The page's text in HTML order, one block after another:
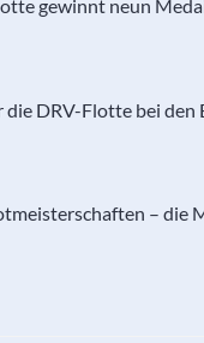
gewinnt neun
DRV-Flotte bei den
– die